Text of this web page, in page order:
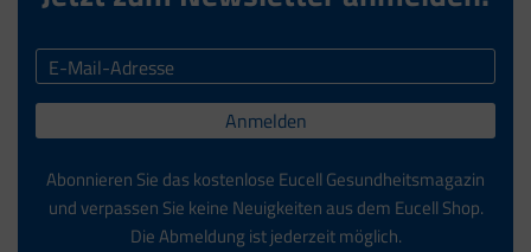
Anmelden
Abonnieren Sie das kostenlose Eucell Gesundheitsmagazin
und verpassen Sie keine Neuigkeiten aus dem Eucell Shop.
Die Abmeldung ist jederzeit möglich.